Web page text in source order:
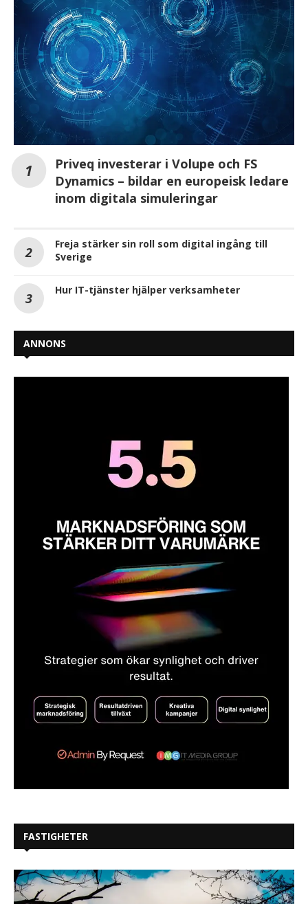
Priveq investerar i Volupe och FS
Dynamics – bildar en europeisk ledare
inom digitala simuleringar
Freja stärker sin roll som digital ingång till
Sverige
Hur IT-tjänster hjälper verksamheter
ANNONS
FASTIGHETER